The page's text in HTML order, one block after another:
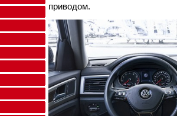
приводом.